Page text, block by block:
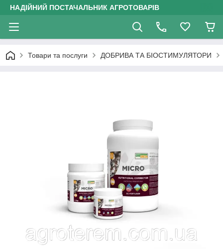
НАДІЙНИЙ ПОСТАЧАЛЬНИК АГРОТОВАРІВ
Товари та послуги ДОБРИВА ТА БІОСТИМУЛЯТОРИ